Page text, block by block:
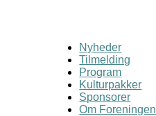
Nyheder
Tilmelding
Program
Kulturpakker
Sponsorer
Om Foreningen